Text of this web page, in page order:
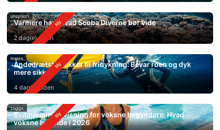
unsplash
Varmere hav: Hvad Scuba Diverne bør vide
2 dag(e) siden
mares
Åndedrætsteknikker til fridykning: Bevar roen og dyk
mere sikkert
4 dag(e) siden
zoggs
Svømmeundervisning for voksne begyndere: Hvad
voksne bør vide i 2026